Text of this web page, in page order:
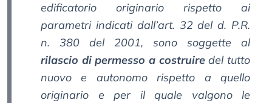
edificatorio originario rispetto ai
parametri indicati dall’art. 32 del d. P.R.
n. 380 del 2001, sono soggette al
rilascio di permesso a costruiredel tutto
nuovo e autonomo rispetto a quello
originario e per il quale valgono le